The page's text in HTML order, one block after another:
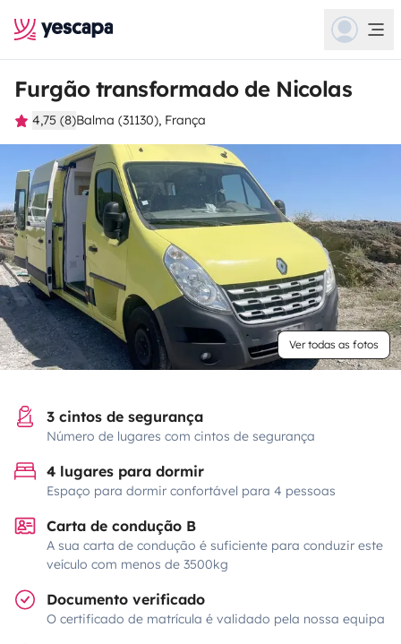
Furgão transformado de Nicolas
4,75 (8)Balma (31130), França
Ver todas as fotos
3 cintos de segurança
Número de lugares com cintos de segurança
4 lugares para dormir
Espaço para dormir confortável para 4 pessoas
Carta de condução B
A sua carta de condução é suficiente para conduzir este
veículo com menos de 3500kg
Documento verificado
O certificado de matrícula é validado pela nossa equipa